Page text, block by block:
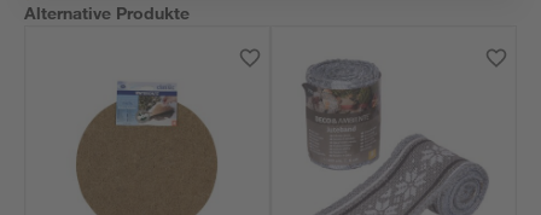
Alternative Produkte